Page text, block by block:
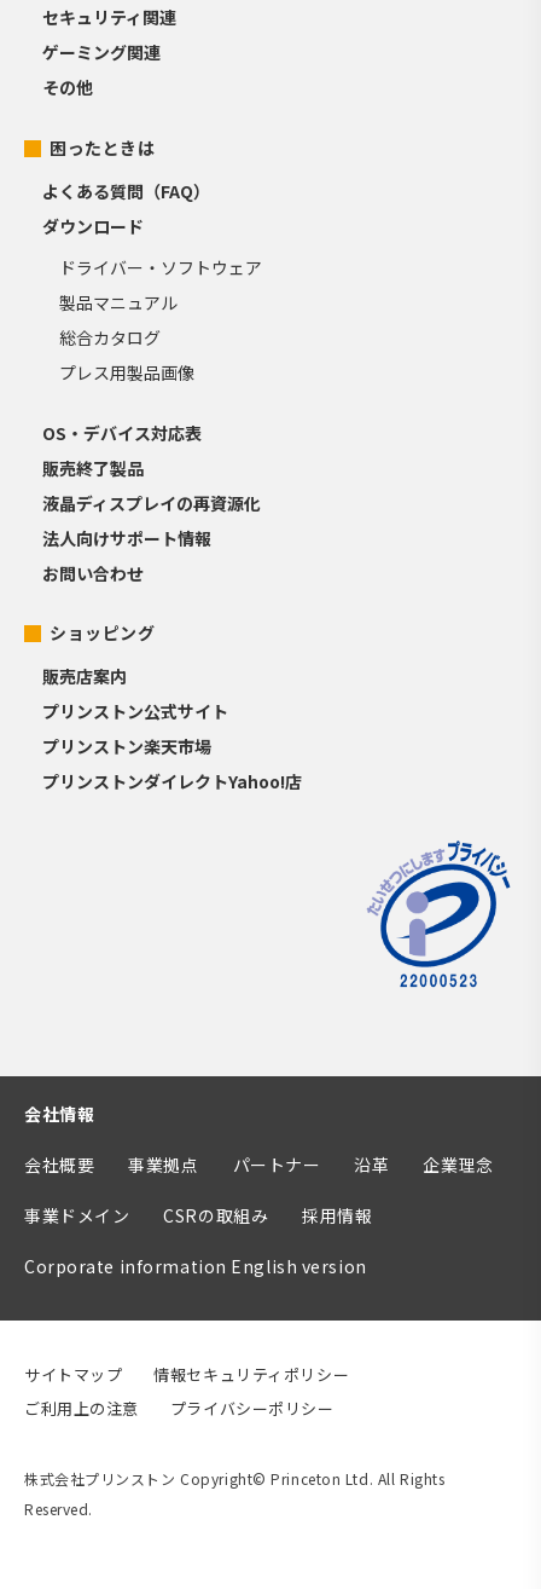
セキュリティ関連
ゲーミング関連
その他
困ったときは
よくある質問（FAQ）
ダウンロード
ドライバー・ソフトウェア
製品マニュアル
総合カタログ
プレス用製品画像
OS・デバイス対応表
販売終了製品
液晶ディスプレイの再資源化
法人向けサポート情報
お問い合わせ
ショッピング
販売店案内
プリンストン公式サイト
プリンストン楽天市場
プリンストンダイレクトYahoo!店
会社情報
会社概要 事業拠点 パートナー 沿革 企業理念
事業ドメイン CSRの取組み 採用情報
Corporate information English version
サイトマップ
情報セキュリティポリシー
ご利用上の注意
プライバシーポリシー
株式会社プリンストン Copyright© Princeton Ltd. All Rights
Reserved.